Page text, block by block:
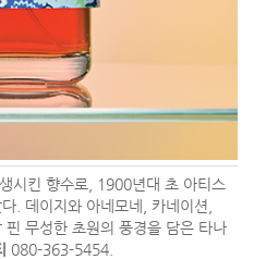
시킨 향수로, 1900년대 초 아티스
. 데이지와 아네모네, 카네이션,
무성한 초원의 풍경을 담은 타나
080-363-5454.